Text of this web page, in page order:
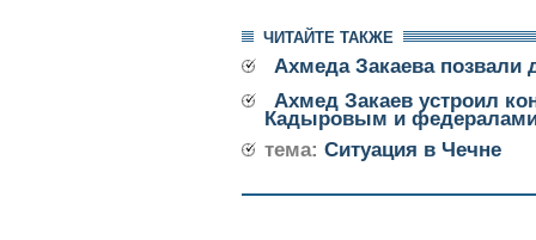
ЧИТАЙТЕ ТАКЖЕ
Ахмеда Закаева позвали
Ахмед Закаев устроил
Кадыровым и
тема: Ситуация в Чечне